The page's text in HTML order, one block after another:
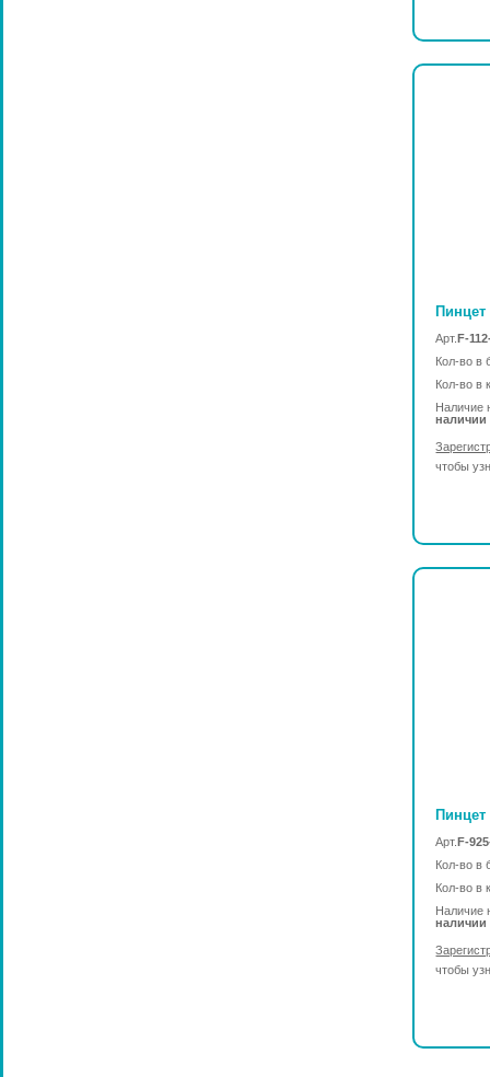
Арт.F-
Кол-во в
Кол-во в
Наличие
наличии
чтобы
Арт.F-
Кол-во в
Кол-во в
Наличие
наличии
чтобы